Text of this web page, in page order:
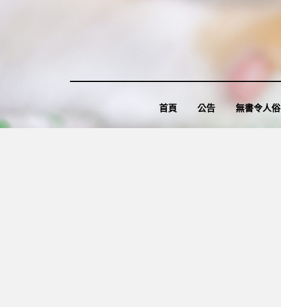
首頁 公告 無書令人俗